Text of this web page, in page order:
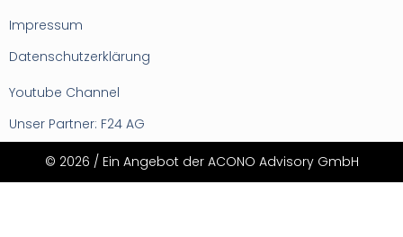
Impressum
Datenschutzerklärung
Youtube Channel
Unser Partner: F24 AG
© 2026 / Ein Angebot der ACONO Advisory GmbH